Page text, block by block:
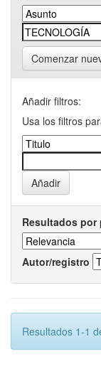
Comenzar
Añadir filtros:
Usa los filtros
Resultados por
Autor/registro
Resultados 1-1